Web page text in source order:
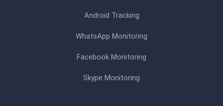
Android Tracking
WhatsApp Monitoring
Facebook Monitoring
Skype Monitoring